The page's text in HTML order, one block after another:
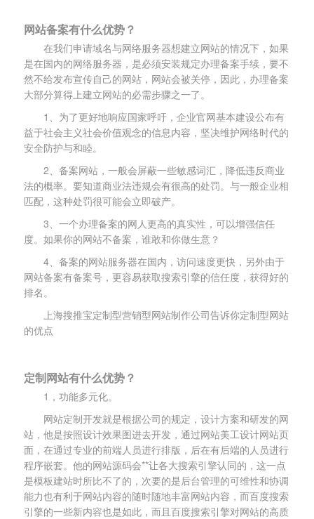
网站备案有什么优势？
在我们申请域名与网络服务器想建立网站的情况下，如果
是在国内的网络服务器，是必须安装规定办理备案手续，要不
然不给发布宣传自己的网站，网站会被关停，因此，办理备案
大部分算得上建立网站的必需步骤之一了。
1、为了更好地响应国家呼吁，企业官网基本建设公布有
益于社会主义社会价值观念的信息内容，坚决维护网络时代的
安全防护与和睦。
2、备案网站，一般会屏蔽一些敏感词汇，降低违反商业
法的概率。要知道商业法违规会有很高的处罚。与一般企业相
匹配，这种处罚很可能会立即破产。
3、一个办理备案的网人更高的真实性，可以增强信任
度。如果你的网站不备案，谁敢和你做生意？
4、备案的网站服务器在国内，访问速度更快，另外由于
网站备案有备案号，更容易获取搜索引擎的信任度，获得好的
排名。
上海搜推宝定制型营销型网站制作公司告诉你定制型网站
的优点
定制网站有什么优势？
1，功能多元化。
网站定制开发就是根据公司的规定，设计方案和研发的网
站，他是按照设计效果图进去开发，通过网站美工设计网站页
面，在通过专业的前端人员进行排版，后在有后端的人员进行
程序嵌套。他的网站源码会**让各大搜索引擎认同的，这一点
是模板建站时所比不了的，次要的是后台管理的可维性和协调
能力也有利于网站内容的随时随地丰富网站内容，而百度搜索
引擎的一些新内容也是如此，而且百度搜索引擎对网站的高质